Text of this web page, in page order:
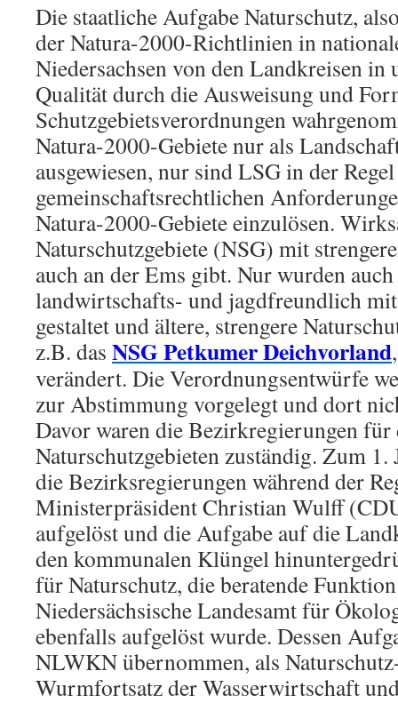
Die staatliche Aufgabe Naturschutz,
der Natura-2000-Richtlinien in
Niedersachsen von den Landkreisen in
Qualität durch die Ausweisung und
Schutzgebietsverordnungen
Natura-2000-Gebiete nur als
ausgewiesen, nur sind LSG in der
gemeinschaftsrechtlichen
Natura-2000-Gebiete einzulösen.
Naturschutzgebiete (NSG) mit
auch an der Ems gibt. Nur wurden
landwirtschafts- und jagdfreundlich
gestaltet und ältere, strengere
z.B. das NSG Petkumer Deichvorland
verändert. Die Verordnungsentwürfe
zur Abstimmung vorgelegt und dort
Davor waren die Bezirkregierungen
Naturschutzgebieten zuständig. Zum 1.
die Bezirksregierungen während der
Ministerpräsident Christian Wulff
aufgelöst und die Aufgabe auf die
den kommunalen Klüngel
für Naturschutz, die beratende
Niedersächsische Landesamt für
ebenfalls aufgelöst wurde. Dessen
NLWKN übernommen, als
Wurmfortsatz der Wasserwirtschaft